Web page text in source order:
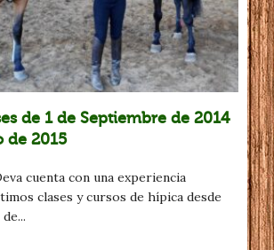
de 1 de Septiembre de 2014
de 2015
cuenta con una experiencia
clases y cursos de hípica desde